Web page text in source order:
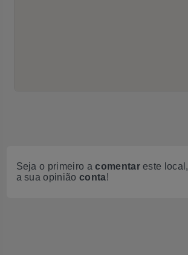
Seja o primeiro acomentareste local,
a sua opinião conta!